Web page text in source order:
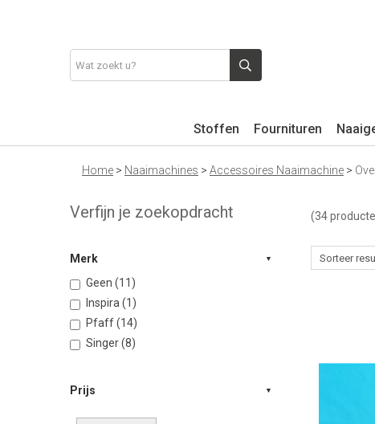
Stoffen Fournituren
Home > Naaimachines > Accessoires Naaimachine >
Verfijn je zoekopdracht
Merk
Geen (11)
Inspira (1)
Pfaff (14)
Singer (8)
Prijs
(34